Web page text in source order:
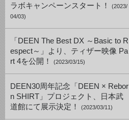
ラボキャンペーンスタート！
(2023/
04/03)
「DEEN The Best DX ～Basic to R
espect～」より、ティザー映像 Pa
rt 4を公開！
(2023/03/15)
DEEN30周年記念「DEEN × Rebor
n SHIRT」プロジェクト、日本武
道館にて展示決定！
(2023/03/11)